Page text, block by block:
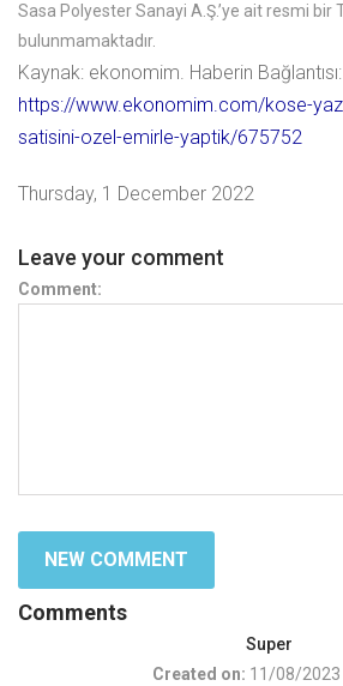
Sasa Polyester Sanayi A.Ş.’ye ait resmi bir
bulunmamaktadır.
Kaynak: ekonomim. Haberin Bağlantısı:
https://www.ekonomim.com/kose-
satisini-ozel-emirle-yaptik/675752
Thursday, 1 December 2022
Leave your comment
Comment:
Comments
Super
Created on: 11/08/2023